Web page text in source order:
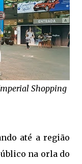
Shopping
até a região
na orla do